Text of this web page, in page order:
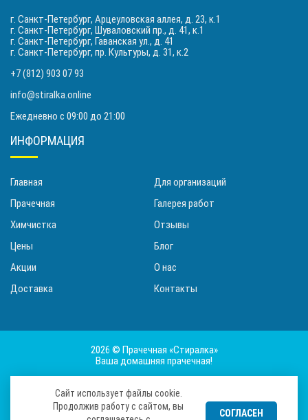
г. Санкт-Петербург, Арцеуловская аллея, д. 23, к.1
г. Санкт-Петербург, Шуваловский пр., д. 41, к.1
г. Санкт-Петербург, Гаванская ул., д. 41
г. Санкт-Петербург, пр. Культуры, д. 31, к.2
+7 (812) 903 07 93
info@stiralka.online
Ежедневно с 09:00 до 21:00
ИНФОРМАЦИЯ
Главная
Прачечная
Химчистка
Цены
Акции
Доставка
Для организаций
Галерея работ
Отзывы
Блог
О нас
Контакты
2026 © Прачечная «Стиралка»
Ваша домашняя прачечная!
Политика конфиденциальности
Сайт использует файлы cookie.
Продолжив работу с сайтом, вы
СОГЛАСЕН